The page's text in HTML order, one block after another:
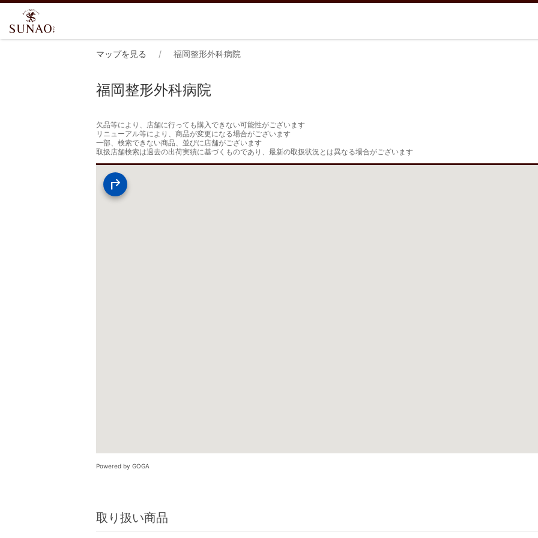
マップを見る 福岡整形外科病院
福岡整形外科病院
欠品等により、店舗に行っても購入できない可能性がございます
リニューアル等により、商品が変更になる場合がございます
一部、検索できない商品、並びに店舗がございます
取扱店舗検索は過去の出荷実績に基づくものであり、最新の取扱状況とは異なる場合がございます
Powered by GOGA
取り扱い商品